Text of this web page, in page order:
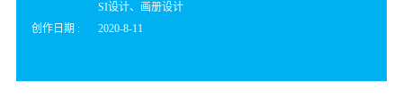
SI设计、画册设计
创作日期 :
2020-8-11